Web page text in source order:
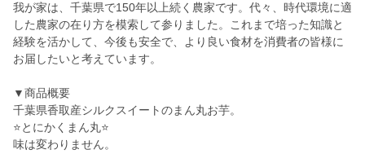
我が家は、千葉県で150年以上続く農家です。代々、時代環境に適
した農家の在り方を模索して参りました。これまで培った知識と
経験を活かして、今後も安全で、より良い食材を消費者の皆様に
お届したいと考えています。
▼商品概要
千葉県香取産シルクスイートのまん丸お芋。
⭐️とにかくまん丸⭐️
味は変わりません。